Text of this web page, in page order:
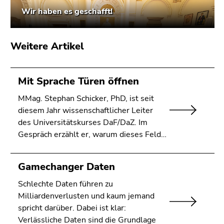
Wir haben es geschafft!
Weitere Artikel
Mit Sprache Türen öffnen
MMag. Stephan Schicker, PhD, ist seit
diesem Jahr wissenschaftlicher Leiter
des Universitätskurses DaF/DaZ. Im
Gespräch erzählt er, warum dieses Feld…
Gamechanger Daten
Schlechte Daten führen zu
Milliardenverlusten und kaum jemand
spricht darüber. Dabei ist klar:
Verlässliche Daten sind die Grundlage